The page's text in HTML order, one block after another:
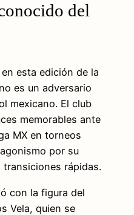
del
esta edición de la
es un adversario
mexicano. El club
memorables ante
MX en torneos
por su
rápidas.
con la figura del
Vela, quien se